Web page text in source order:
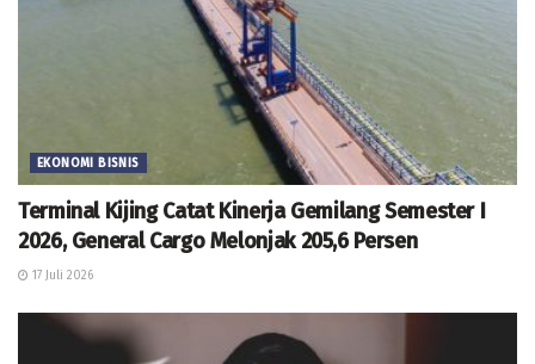
EKONOMI BISNIS
Terminal Kijing Catat Kinerja Gemilang Semester I
2026, General Cargo Melonjak 205,6 Persen
17 Juli 2026